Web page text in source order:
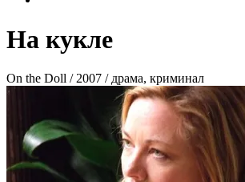
На кукле
On the Doll / 2007 / драма, криминал